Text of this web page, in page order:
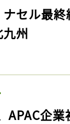
ナセル最
州
APAC企